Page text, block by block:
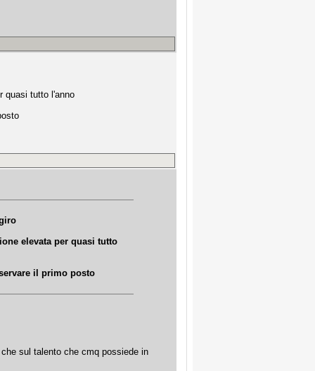
quasi tutto l'anno
elevata per quasi tutto
il primo posto
sul talento che cmq possiede in